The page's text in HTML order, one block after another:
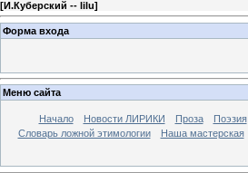
[И.Куберский -- lilu]
Форма входа
Меню сайта
Начало Новости ЛИРИКИ Проза Поэзия
Словарь ложной этимологии
Наша мастерская